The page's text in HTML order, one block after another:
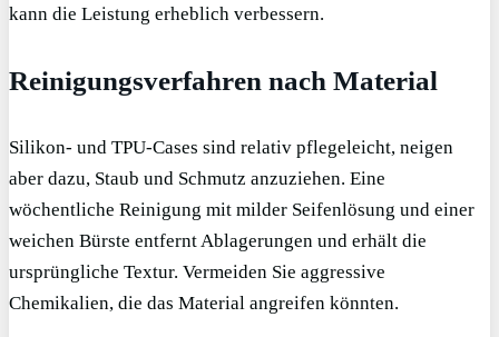
kann die Leistung erheblich verbessern.
Reinigungsverfahren nach Material
Silikon- und TPU-Cases sind relativ pflegeleicht, neigen
aber dazu, Staub und Schmutz anzuziehen. Eine
wöchentliche Reinigung mit milder Seifenlösung und einer
weichen Bürste entfernt Ablagerungen und erhält die
ursprüngliche Textur. Vermeiden Sie aggressive
Chemikalien, die das Material angreifen könnten.